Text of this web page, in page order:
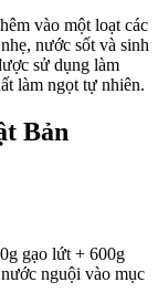
vào một loạt các
nước sốt và sinh
sử dụng làm
làm ngọt tự nhiên.
Bản
gạo lứt + 600g
nguội vào mục